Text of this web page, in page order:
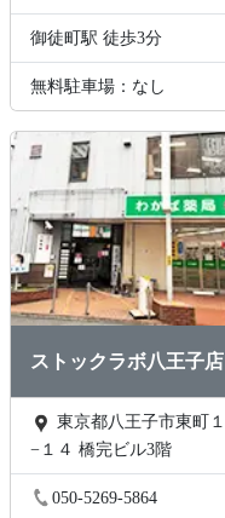
御徒町駅 徒歩3分
無料駐車場：なし
ストックラボ八王子店
−１４ 橋完ビル3階
050-5269-5864